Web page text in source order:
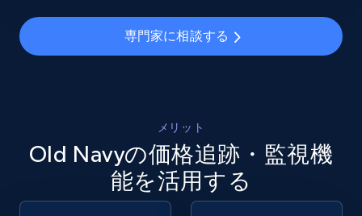
TikTok Shop - discover records by shop url
668+
専門家に相談する
メリット
Old Navyの価格追跡・監視機
能を活用する